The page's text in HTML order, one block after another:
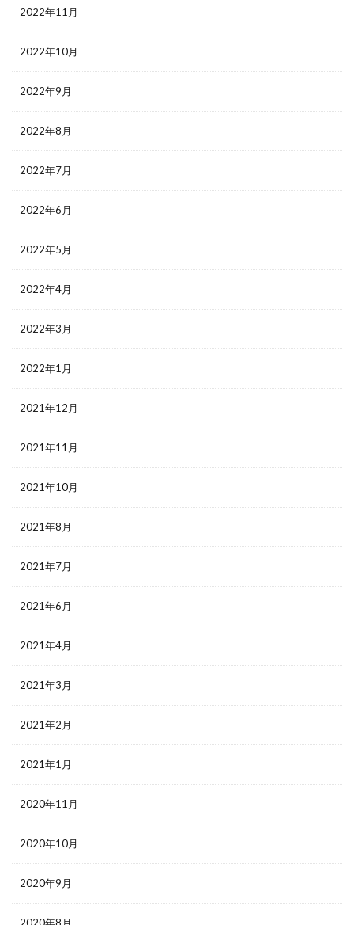
2022年11月
2022年10月
2022年9月
2022年8月
2022年7月
2022年6月
2022年5月
2022年4月
2022年3月
2022年1月
2021年12月
2021年11月
2021年10月
2021年8月
2021年7月
2021年6月
2021年4月
2021年3月
2021年2月
2021年1月
2020年11月
2020年10月
2020年9月